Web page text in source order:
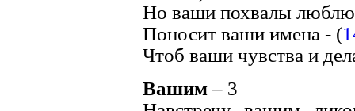
Но ваши похвалы
Поносит ваши имена - (
Чтоб ваши чувства и
Вашим– 3